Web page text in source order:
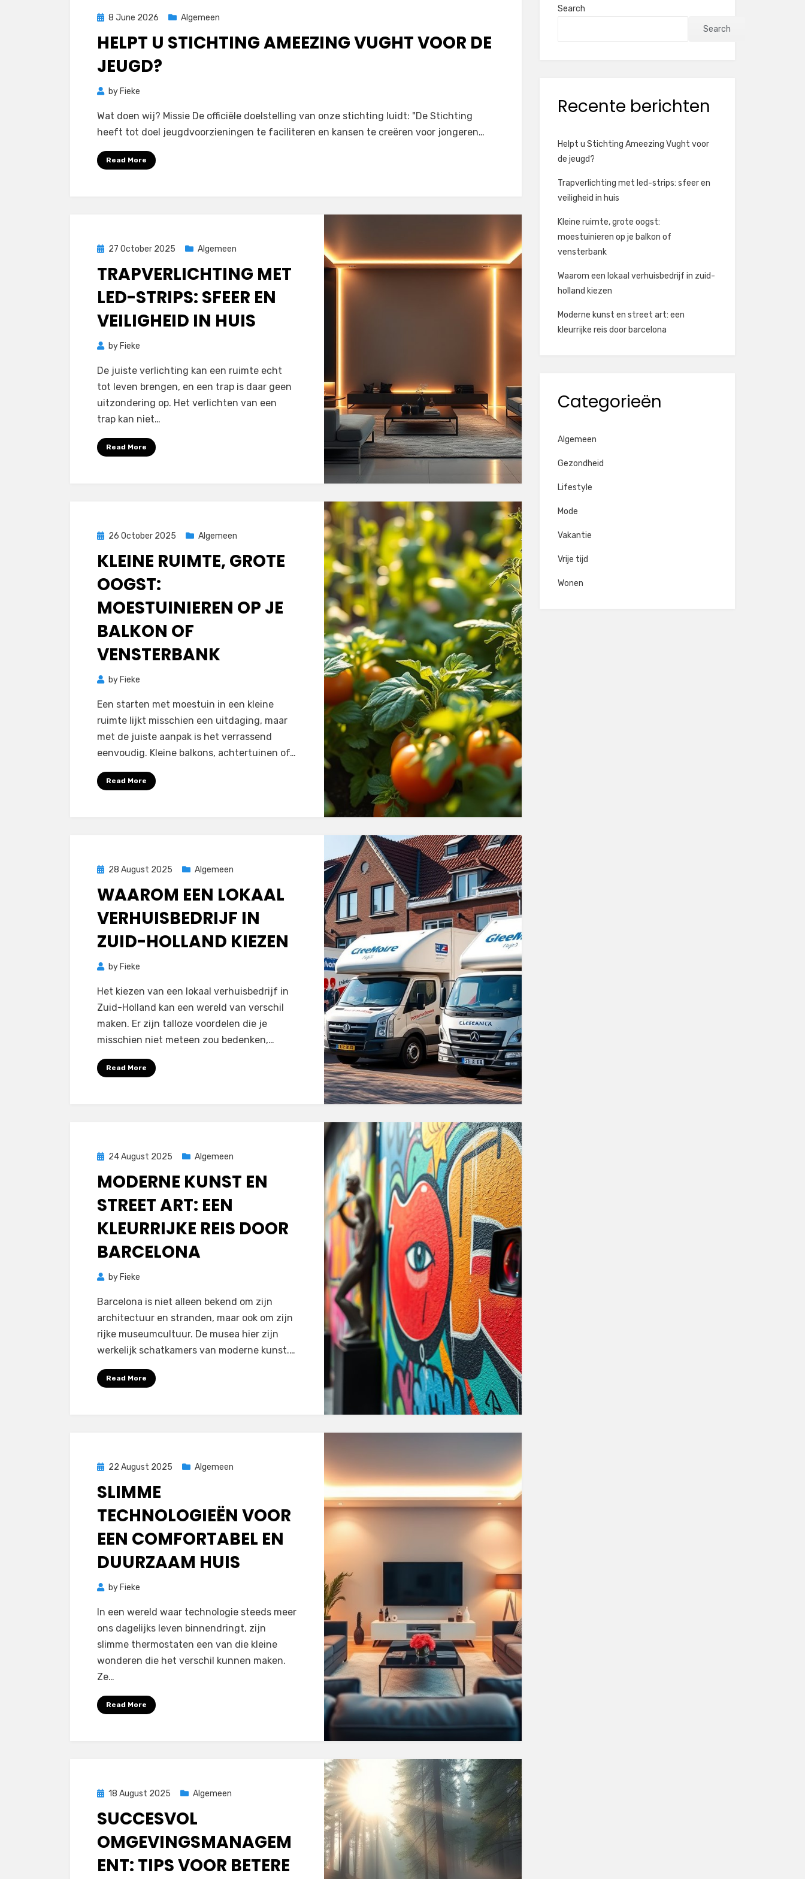
Posted
8 June 2026 Algemeen
HELPT U STICHTING AMEEZING VUGHT VOOR DE
JEUGD?
by Fieke
Wat doen wij? Missie De officiële doelstelling van onze stichting luidt: "De Stichting
heeft tot doel jeugdvoorzieningen te faciliteren en kansen te creëren voor jongeren…
Read More
Posted
27 October 2025 Algemeen
TRAPVERLICHTING MET
LED-STRIPS: SFEER EN
VEILIGHEID IN HUIS
by Fieke
De juiste verlichting kan een ruimte echt
tot leven brengen, en een trap is daar geen
uitzondering op. Het verlichten van een
trap kan niet…
Read More
Posted
26 October 2025 Algemeen
KLEINE RUIMTE, GROTE
OOGST:
MOESTUINIEREN OP JE
BALKON OF
VENSTERBANK
by Fieke
Een starten met moestuin in een kleine
ruimte lijkt misschien een uitdaging, maar
met de juiste aanpak is het verrassend
eenvoudig. Kleine balkons, achtertuinen of…
Read More
Posted
28 August 2025 Algemeen
WAAROM EEN LOKAAL
VERHUISBEDRIJF IN
ZUID-HOLLAND KIEZEN
by Fieke
Het kiezen van een lokaal verhuisbedrijf in
Zuid-Holland kan een wereld van verschil
maken. Er zijn talloze voordelen die je
misschien niet meteen zou bedenken,…
Read More
Posted
24 August 2025 Algemeen
MODERNE KUNST EN
STREET ART: EEN
KLEURRIJKE REIS DOOR
BARCELONA
by Fieke
Barcelona is niet alleen bekend om zijn
architectuur en stranden, maar ook om zijn
rijke museumcultuur. De musea hier zijn
werkelijk schatkamers van moderne kunst.…
Read More
Posted
22 August 2025 Algemeen
SLIMME
TECHNOLOGIEËN VOOR
EEN COMFORTABEL EN
DUURZAAM HUIS
by Fieke
In een wereld waar technologie steeds meer
ons dagelijks leven binnendringt, zijn
slimme thermostaten een van die kleine
wonderen die het verschil kunnen maken.
Ze…
Read More
Posted
18 August 2025 Algemeen
SUCCESVOL
OMGEVINGSMANAGEM
ENT: TIPS VOOR BETERE
Search
Search
Recente berichten
Helpt u Stichting Ameezing Vught voor
de jeugd?
Trapverlichting met led-strips: sfeer en
veiligheid in huis
Kleine ruimte, grote oogst:
moestuinieren op je balkon of
vensterbank
Waarom een lokaal verhuisbedrijf in zuid-
holland kiezen
Moderne kunst en street art: een
kleurrijke reis door barcelona
Categorieën
Algemeen
Gezondheid
Lifestyle
Mode
Vakantie
Vrije tijd
Wonen